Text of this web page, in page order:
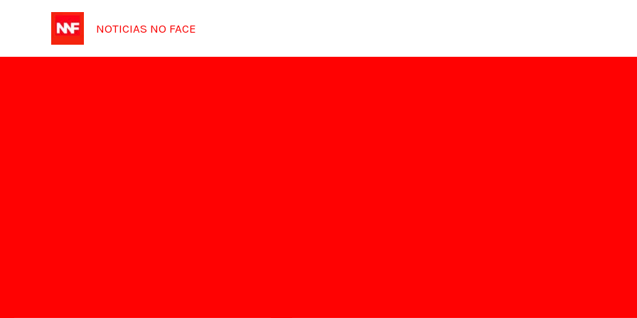
NOTICIAS NO FACE